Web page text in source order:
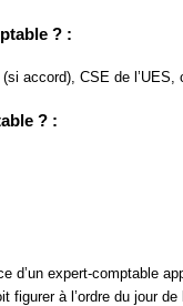
? :
accord), CSE de l’UES,
? :
d’un expert-comptable
figurer à l’ordre du jour